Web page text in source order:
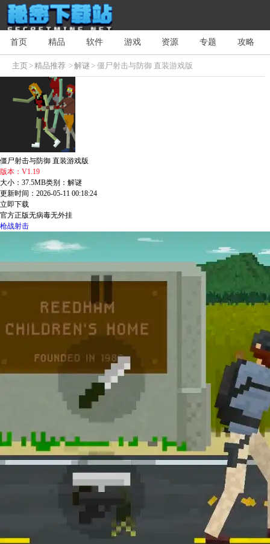
首页 精品 软件 游戏 资源 专题 攻略
主页>精品推荐 >解谜> 僵尸射击与防御 直装游戏版
僵尸射击与防御 直装游戏版
版本：V1.19
大小：37.5MB类别：解谜
更新时间：2026-05-11 00:18:24
立即下载
官方正版无病毒无外挂
枪战射击